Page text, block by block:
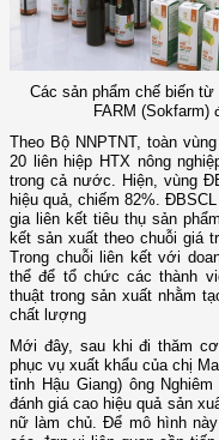
Các sản phẩm chế biến
FARM
Theo Bộ NNPTNT, toàn
20 liên hiệp HTX nông
trong cả nước. Hiện, vùng
hiệu quả, chiếm 82%.
gia liên kết tiêu thụ sản
kết sản xuất theo chuỗi giá
Trong chuỗi liên kết với
thể để tổ chức các thành
thuật trong sản xuất nhằm
chất lượng
Mới đây, sau khi đi thăm
phục vụ xuất khẩu của chị
tỉnh Hậu Giang) ông
đánh giá cao hiệu quả sản
nữ làm chủ. Để mô hình